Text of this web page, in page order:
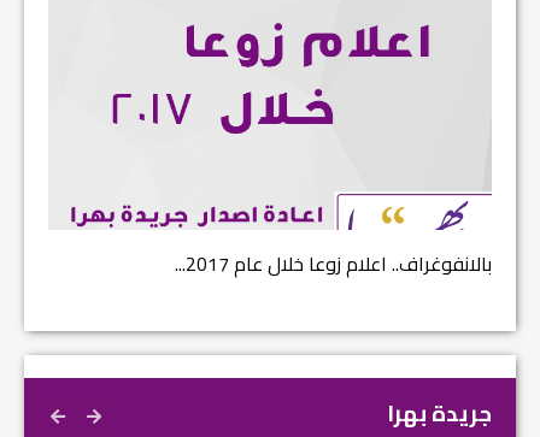
بالانفوغراف.. اعلام زوعا خلال عام 2017...
جريدة بهرا